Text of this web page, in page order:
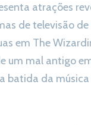
atrações
de televisão
em The
um mal antigo
batida da